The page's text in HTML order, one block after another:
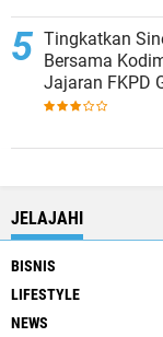
Tingkatkan
Bersama
Jajaran FKPD
JELAJAHI
BISNIS
LIFESTYLE
NEWS